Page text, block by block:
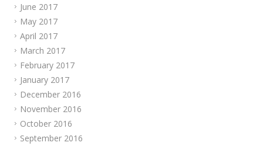
June 2017
May 2017
April 2017
March 2017
February 2017
January 2017
December 2016
November 2016
October 2016
September 2016